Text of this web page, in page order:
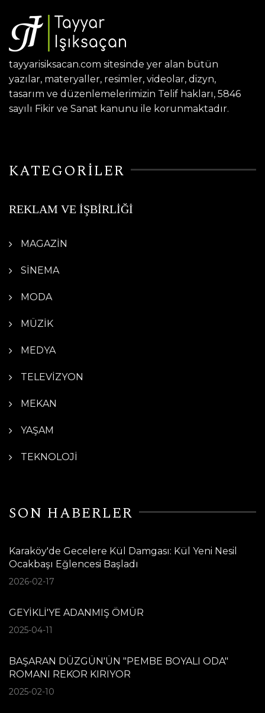
tayyarisiksacan.com sitesinde yer alan bütün
yazılar, materyaller, resimler, videolar, dizyn,
tasarım ve düzenlemelerimizin Telif hakları, 5846
sayılı Fikir ve Sanat kanunu ile korunmaktadır.
KATEGORİLER
REKLAM VE İŞBİRLİĞİ
MAGAZİN
SİNEMA
MODA
MÜZİK
MEDYA
TELEVİZYON
MEKAN
YAŞAM
TEKNOLOJİ
SON HABERLER
Karaköy'de Gecelere Kül Damgası: Kül Yeni Nesil
Ocakbaşı Eğlencesi Başladı
2026-02-17
GEYİKLİ'YE ADANMIŞ ÖMÜR
2025-04-11
BAŞARAN DÜZGÜN'ÜN "PEMBE BOYALI ODA"
ROMANI REKOR KIRIYOR
2025-02-10